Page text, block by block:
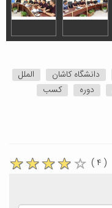
دانشگاه کاشان
الملل
دوره کسب
( ۴ )